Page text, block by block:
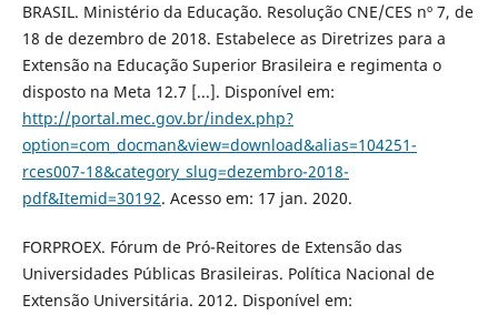
BRASIL. Ministério da Educação. Resolução CNE/CES nº 7, de
18 de dezembro de 2018. Estabelece as Diretrizes para a
Extensão na Educação Superior Brasileira e regimenta o
disposto na Meta 12.7 [...]. Disponível em:
http://portal.mec.gov.br/index.php?
option=com_docman&view=download&alias=104251-
rces007-18&category_slug=dezembro-2018-
pdf&Itemid=30192. Acesso em: 17 jan. 2020.
FORPROEX. Fórum de Pró-Reitores de Extensão das
Universidades Públicas Brasileiras. Política Nacional de
Extensão Universitária. 2012. Disponível em: